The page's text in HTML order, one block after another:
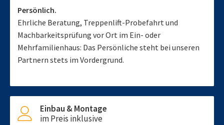
Persönlich.
Ehrliche Beratung, Treppenlift-Probefahrt und
Machbarkeitsprüfung vor Ort im Ein- oder
Mehrfamilienhaus: Das Persönliche steht bei unseren
Partnern stets im Vordergrund.
Einbau & Montage
im Preis inklusive